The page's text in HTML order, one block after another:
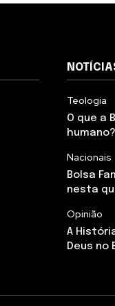
Teologia
O que a
humano?
Nacionais
Bolsa
nesta
Opinião
A
Deus no